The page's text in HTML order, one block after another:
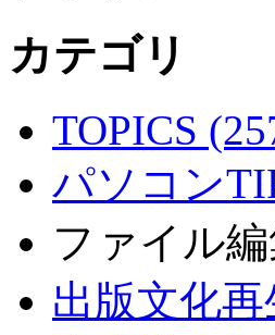
カテゴリ
TOPICS
パソコン
ファイル
出版文化再